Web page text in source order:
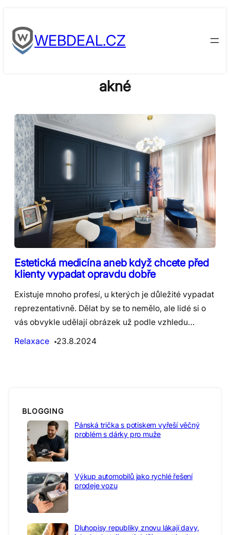
to
contentWEBDEAL.CZ
akné
Estetická medicína aneb když chcete před
klienty vypadat opravdu dobře
Existuje mnoho profesí, u kterých je důležité vypadat
reprezentativně. Dělat by se to nemělo, ale lidé si o
vás obvykle udělají obrázek už podle vzhledu…
Relaxace
23.8.2024
BLOGGING
Pánská trička s potiskem vyřeší věčný
problém s dárky pro muže
Výkup automobilů jako rychlé řešení
prodeje vozu
Dluhopisy republiky znovu lákají davy,